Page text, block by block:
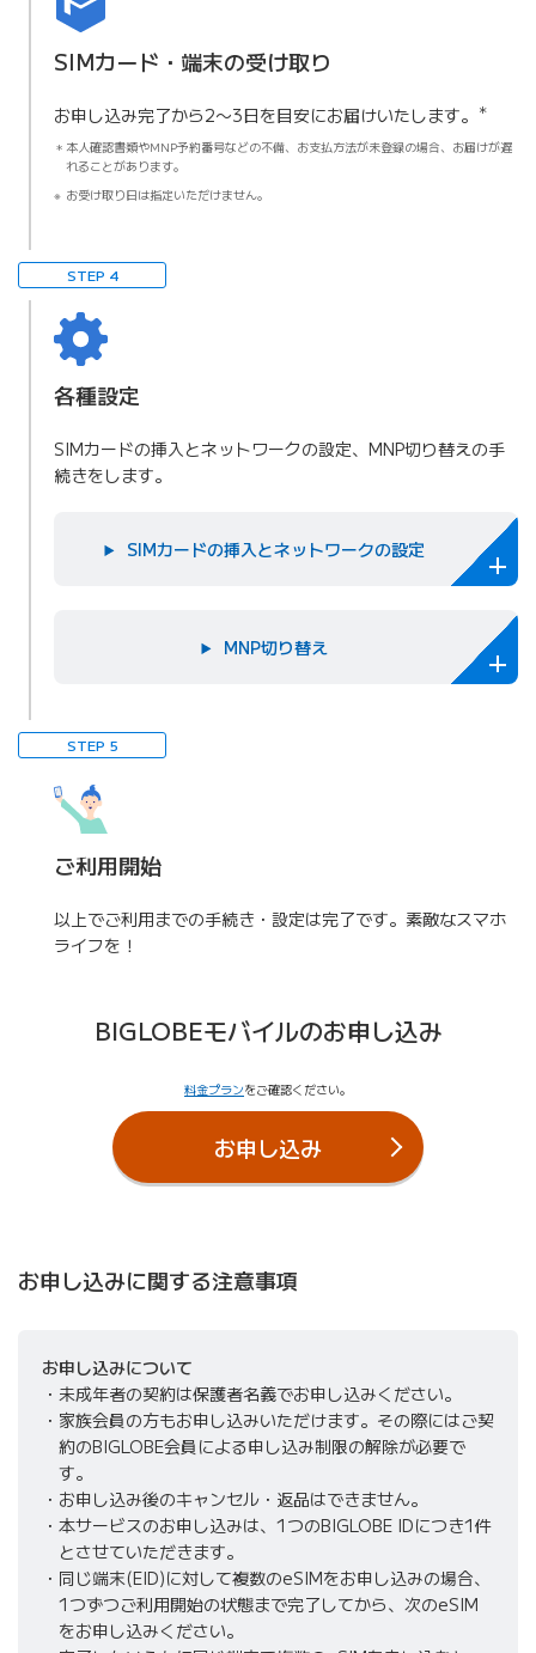
SIMカード・端末の受け取り
お申し込み完了から2〜3日を目安にお届けいたします。 ＊
本人確認書類やMNP予約番号などの不備、お支払方法が未登録の場合、お届けが遅
れることがあります。
お受け取り日は指定いただけません。
STEP 4
各種設定
SIMカードの挿入とネットワークの設定、MNP切り替えの手
続きをします。
SIMカードの挿入とネットワークの設定
MNP切り替え
STEP 5
ご利用開始
以上でご利用までの手続き・設定は完了です。素敵なスマホ
ライフを！
BIGLOBEモバイルのお申し込み
料金プランをご確認ください。
お申し込み
お申し込みに関する注意事項
お申し込みについて
未成年者の契約は保護者名義でお申し込みください。
家族会員の方もお申し込みいただけます。その際にはご契
約のBIGLOBE会員による申し込み制限の解除が必要で
す。
お申し込み後のキャンセル・返品はできません。
本サービスのお申し込みは、1つのBIGLOBE IDにつき1件
とさせていただきます。
同じ端末(EID)に対して複数のeSIMをお申し込みの場合、
1つずつご利用開始の状態まで完了してから、次のeSIM
をお申し込みください。